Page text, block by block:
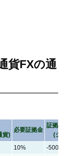
貨FXの通
貨)
必要証拠金
証拠金
(シ
10%
-500.0